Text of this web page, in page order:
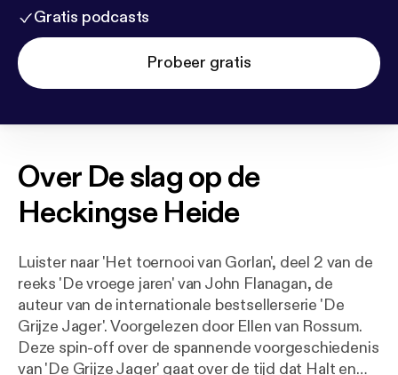
Gratis podcasts
Probeer gratis
Over De slag op de
Heckingse Heide
Luister naar 'Het toernooi van Gorlan', deel 2 van de
reeks 'De vroege jaren' van John Flanagan, de
auteur van de internationale bestsellerserie 'De
Grijze Jager'. Voorgelezen door Ellen van Rossum.
Deze spin-off over de spannende voorgeschiedenis
van 'De Grijze Jager' gaat over de tijd dat Halt en